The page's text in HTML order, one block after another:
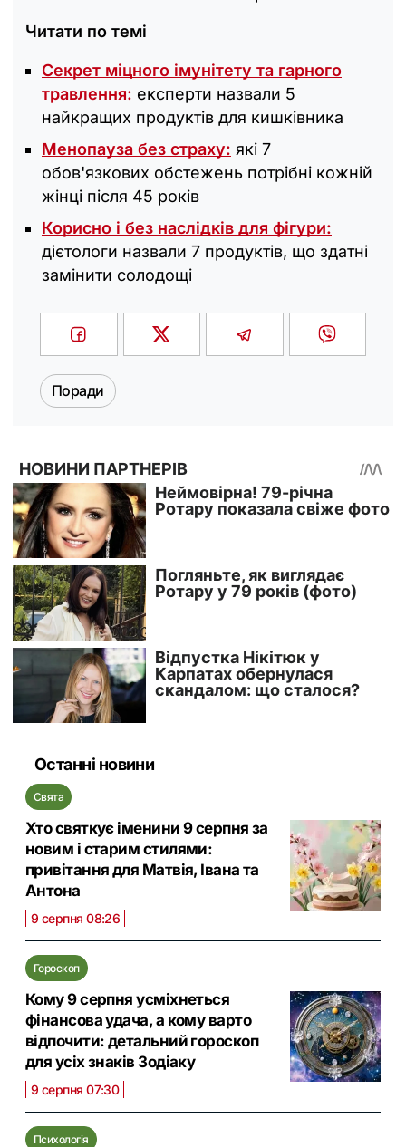
Читати по темі
Секрет міцного імунітету та гарного
травлення: експерти назвали 5
найкращих продуктів для кишківника
Менопауза без страху: які 7
обов'язкових обстежень потрібні кожній
жінці після 45 років
Корисно і без наслідків для фігури:
дієтологи назвали 7 продуктів, що здатні
замінити солодощі
Поради
Останні новини
Свята
Хто святкує іменини 9 серпня за
новим і старим стилями:
привітання для Матвія, Івана та
Антона
9 серпня 08:26
Гороскоп
Кому 9 серпня усміхнеться
фінансова удача, а кому варто
відпочити: детальний гороскоп
для усіх знаків Зодіаку
9 серпня 07:30
Психологія